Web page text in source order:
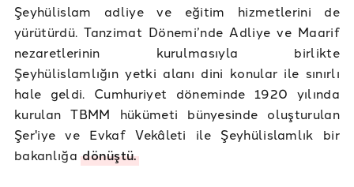
Şeyhülislam adliye ve eğitim hizmetlerini de
yürütürdü. Tanzimat Dönemi’nde Adliye ve Maarif
nezaretlerinin kurulmasıyla birlikte
Şeyhülislamlığın yetki alanı dini konular ile sınırlı
hale geldi. Cumhuriyet döneminde 1920 yılında
kurulan TBMM hükümeti bünyesinde oluşturulan
Şer'iye ve Evkaf Vekâleti ile Şeyhülislamlık bir
bakanlığadönüştü.